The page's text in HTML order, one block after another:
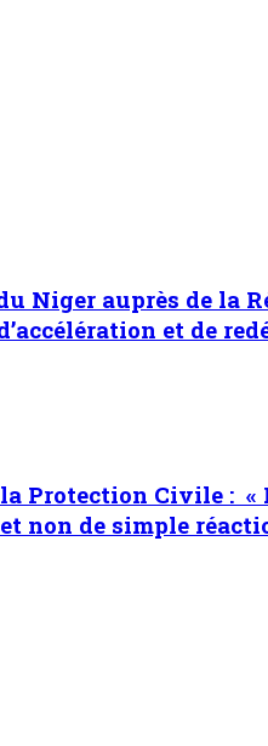
Niger auprès de
et de
Protection Civile :
non de simple